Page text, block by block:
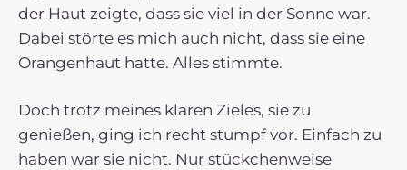
der Haut zeigte, dass sie viel in der Sonne war.
Dabei störte es mich auch nicht, dass sie eine
Orangenhaut hatte. Alles stimmte.
Doch trotz meines klaren Zieles, sie zu
genießen, ging ich recht stumpf vor. Einfach zu
haben war sie nicht. Nur stückchenweise